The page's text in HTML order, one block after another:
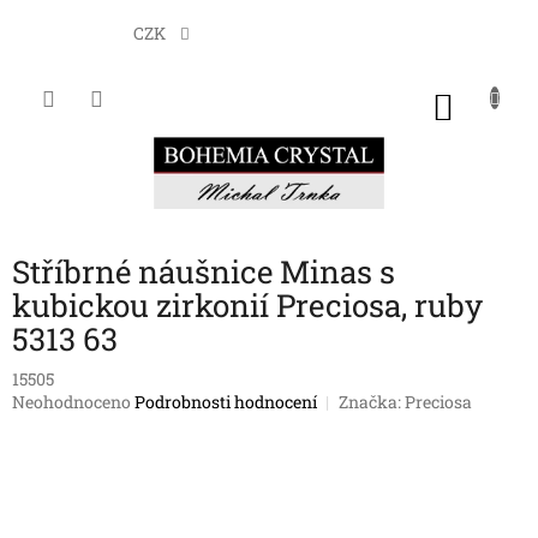
CZK
Stříbrné náušnice Minas s
kubickou zirkonií Preciosa, ruby
5313 63
15505
Průměrné
Neohodnoceno Podrobnosti hodnocení Značka:Preciosa